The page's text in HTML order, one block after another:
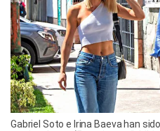
Gabriel Soto e Irina Baeva han